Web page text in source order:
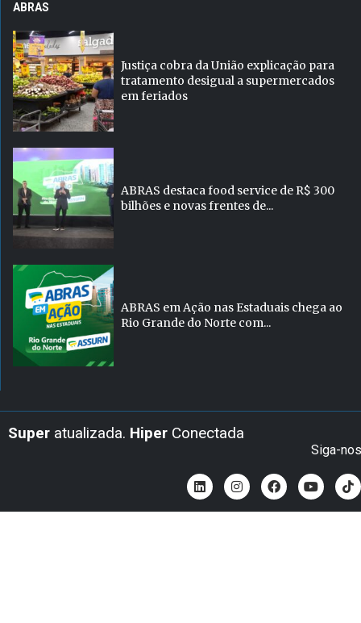
ABRAS
Justiça cobra da União explicação para
tratamento desigual a supermercados
em feriados
ABRAS destaca food service de R$ 300
bilhões e novas frentes de...
ABRAS em Ação nas Estaduais chega ao
Rio Grande do Norte com...
Super atualizada. Hiper Conectada
Siga-nos